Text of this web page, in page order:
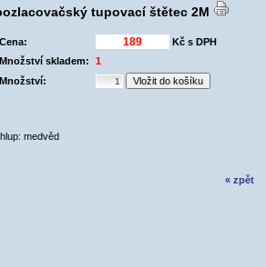
tupovací štětec 2M
Cena:
Kč s DPH
Množství skladem:
1
Množství:
medvěd
« zpět